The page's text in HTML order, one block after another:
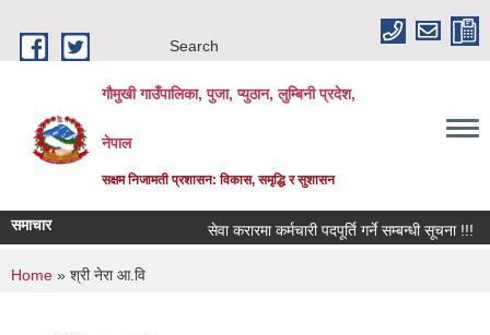
Search
गौमुखी गाउँपालिका, पुजा, प्युठान, लुम्बिनी प्रदेश,
नेपाल
सक्षम निजामती प्रशासन: विकास, समृद्धि र सुशासन
समाचार सेवा करारमा कर्मचारी पदपूर्ति गर्ने सम्बन्धी सूचना !!!
You are here
Home » श्री नेरा आ.वि